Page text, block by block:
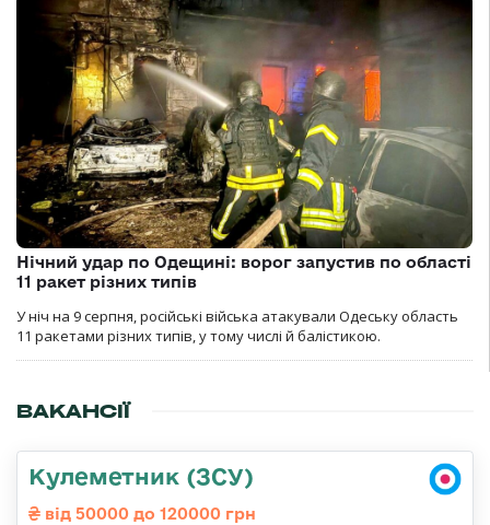
Нічний удар по Одещині: ворог запустив по області
11 ракет різних типів
У ніч на 9 серпня, російські війська атакували Одеську область
11 ракетами різних типів, у тому числі й балістикою.
ВАКАНСІЇ
Кулеметник (ЗСУ)
від 50000 до 120000 грн